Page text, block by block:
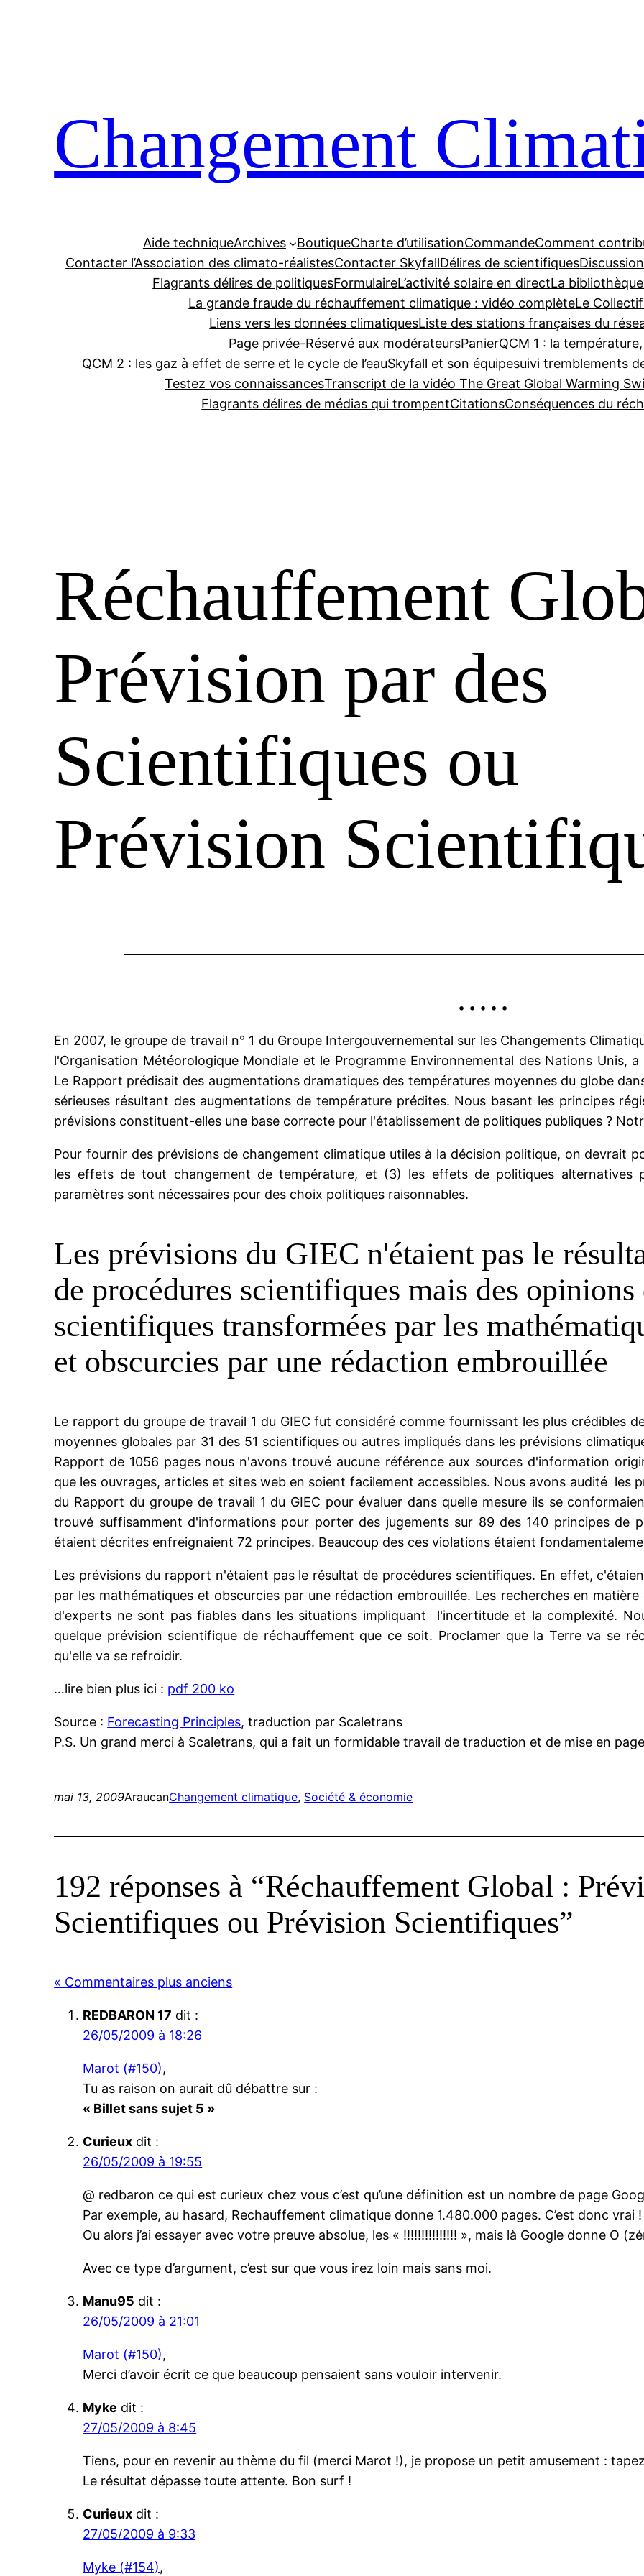
Changement
Aide techniqueArchives BoutiqueCharte d’utilisationCommandeComment
Contacter l’Association des climato-réalistesContacter SkyfallDélires de scientifiques
Flagrants délires de politiquesFormulaireL’activité solaire en directLa
La grande fraude du réchauffement climatique : vidéo complèteLe
Liens vers les données climatiquesListe des stations françaises du
Page privée-Réservé aux modérateursPanierQCM 1 : la
QCM 2 : les gaz à effet de serre et le cycle de l’eauSkyfall et son équipesuivi tremblements
Testez vos connaissancesTranscript de la vidéo The Great Global Warming
Flagrants délires de médias qui trompentCitationsConséquences du
Réchauffement
Prévision par des
Scientifiques ou
Prévision
• • • • •
En 2007, le groupe de travail n° 1 du Groupe Intergouvernemental sur les Changements
l'Organisation Météorologique Mondiale et le Programme Environnemental des Nations Unis,
Le Rapport prédisait des augmentations dramatiques des températures moyennes du globe
sérieuses résultant des augmentations de température prédites. Nous basant les principes
prévisions constituent-elles une base correcte pour l'établissement de politiques publiques ?
Pour fournir des prévisions de changement climatique utiles à la décision politique, on devrait
les effets de tout changement de température, et (3) les effets de politiques alternatives
paramètres sont nécessaires pour des choix politiques raisonnables.
Les prévisions du GIEC n'étaient pas le
de procédures scientifiques mais des opinions
scientifiques transformées par les
et obscurcies par une rédaction embrouillée
Le rapport du groupe de travail 1 du GIEC fut considéré comme fournissant les plus crédibles
moyennes globales par 31 des 51 scientifiques ou autres impliqués dans les prévisions
Rapport de 1056 pages nous n'avons trouvé aucune référence aux sources d'information
que les ouvrages, articles et sites web en soient facilement accessibles. Nous avons audité les
du Rapport du groupe de travail 1 du GIEC pour évaluer dans quelle mesure ils se
trouvé suffisamment d'informations pour porter des jugements sur 89 des 140 principes de
étaient décrites enfreignaient 72 principes. Beaucoup des ces violations étaient
Les prévisions du rapport n'étaient pas le résultat de procédures scientifiques. En effet,
par les mathématiques et obscurcies par une rédaction embrouillée. Les recherches en
d'experts ne sont pas fiables dans les situations impliquant l'incertitude et la complexité.
quelque prévision scientifique de réchauffement que ce soit. Proclamer que la Terre va se
qu'elle va se refroidir.
…lire bien plus ici : pdf 200 ko
Source : Forecasting Principles, traduction par Scaletrans
P.S. Un grand merci à Scaletrans, qui a fait un formidable travail de traduction et de mise en
mai 13, 2009AraucanChangement climatique, Société & économie
192 réponses à “Réchauffement Global :
Scientifiques ou Prévision Scientifiques”
« Commentaires plus anciens
REDBARON 17 dit :
26/05/2009 à 18:26
Marot (#150),
Tu as raison on aurait dû débattre sur :
« Billet sans sujet 5 »
Curieux dit :
26/05/2009 à 19:55
@ redbaron ce qui est curieux chez vous c’est qu’une définition est un nombre de page
Par exemple, au hasard, Rechauffement climatique donne 1.480.000 pages. C’est donc vrai !
Ou alors j’ai essayer avec votre preuve absolue, les « !!!!!!!!!!!!!!! », mais là Google donne O
Avec ce type d’argument, c’est sur que vous irez loin mais sans moi.
Manu95 dit :
26/05/2009 à 21:01
Marot (#150),
Merci d’avoir écrit ce que beaucoup pensaient sans vouloir intervenir.
Myke dit :
27/05/2009 à 8:45
Tiens, pour en revenir au thème du fil (merci Marot !), je propose un petit amusement :
Le résultat dépasse toute attente. Bon surf !
Curieux dit :
27/05/2009 à 9:33
Myke (#154),